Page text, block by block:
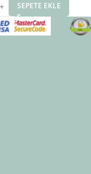
SEPETE EKLE